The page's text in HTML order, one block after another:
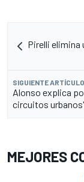
Pirelli elimina
SIGUIENTE ARTÍCULO
Alonso explica
circuitos
MEJORES